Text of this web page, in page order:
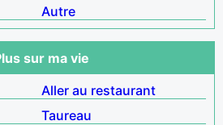
Autre
sur ma vie
Aller au restaurant
Taureau